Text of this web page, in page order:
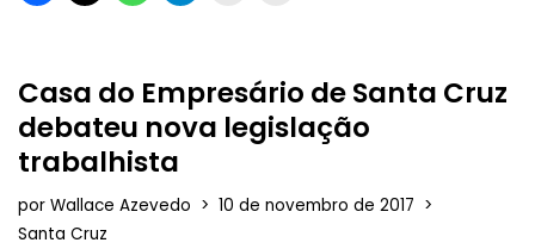
Casa do Empresário de Santa Cruz
debateu nova legislação
trabalhista
por Wallace Azevedo
10 de novembro de 2017
Santa Cruz